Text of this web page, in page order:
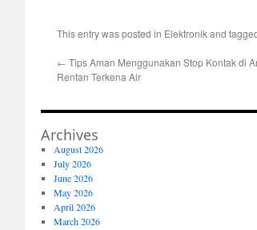
This entry was posted in Elektronikand
← Tips Aman Menggunakan Stop Kontak di
Rentan Terkena Air
Archives
August 2026
July 2026
June 2026
May 2026
April 2026
March 2026